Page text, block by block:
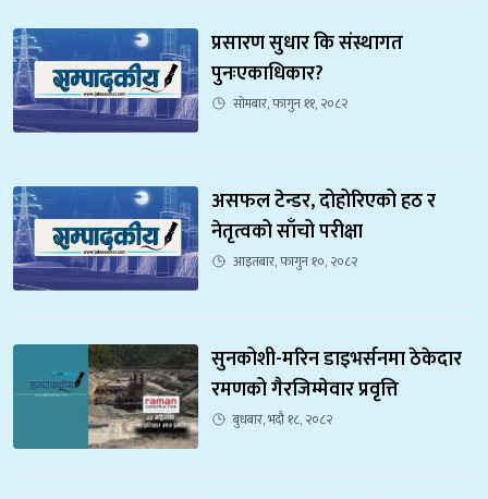
प्रसारण सुधार कि संस्थागत
पुनःएकाधिकार?
सोमबार, फागुन ११, २०८२
असफल टेन्डर, दोहोरिएको हठ र
नेतृत्वको साँचो परीक्षा
आइतबार, फागुन १०, २०८२
सुनकोशी-मरिन डाइभर्सनमा ठेकेदार
रमणको गैरजिम्मेवार प्रवृत्ति
बुधबार, भदौ १८, २०८२